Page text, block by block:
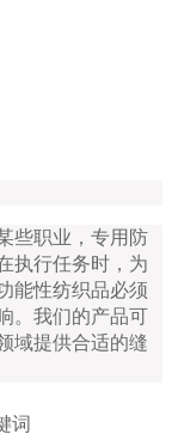
些职业，专用防
执行任务时，为
能性纺织品必须
。我们的产品可
域提供合适的缝